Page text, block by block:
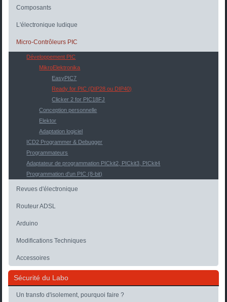
Composants
L'électronique ludique
Micro-Contrôleurs PIC
Développement PIC
MikroElektronika
EasyPIC7
Ready for PIC (DIP28 ou DIP40)
Clicker 2 for PIC18FJ
Conception personnelle
Elektor
Adaptation logiciel
ICD2 Programmer & Debugger
Programmateurs
Adaptateur de programmation PICkit2, PICkit3, PICkit4
Programmation d'un PIC (8-bit)
Revues d'électronique
Routeur ADSL
Arduino
Modifications Techniques
Accessoires
Sécurité du Labo
Un transfo d'isolement, pourquoi faire ?